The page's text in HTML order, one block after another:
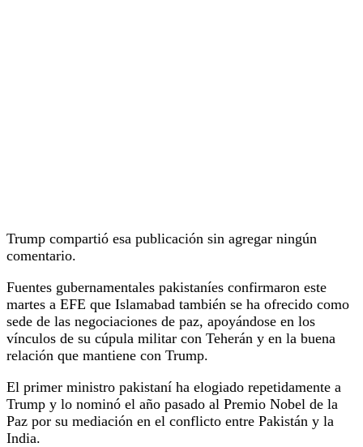
Trump compartió esa publicación sin agregar ningún
comentario.
Fuentes gubernamentales pakistaníes confirmaron este
martes a EFE que Islamabad también se ha ofrecido como
sede de las negociaciones de paz, apoyándose en los
vínculos de su cúpula militar con Teherán y en la buena
relación que mantiene con Trump.
El primer ministro pakistaní ha elogiado repetidamente a
Trump y lo nominó el año pasado al Premio Nobel de la
Paz por su mediación en el conflicto entre Pakistán y la
India.